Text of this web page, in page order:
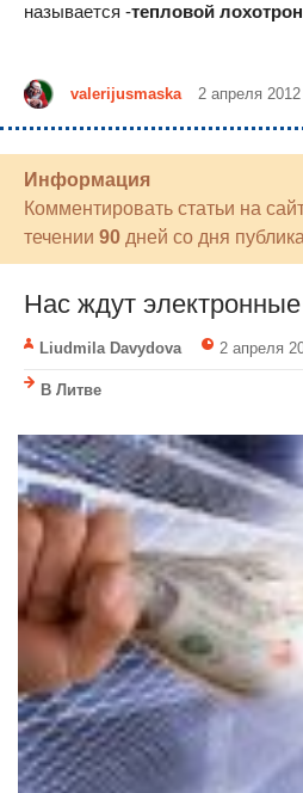
называется -тепловой лохотрон
valerijusmaska 2 апреля
Информация
Комментировать статьи на
течении 90 дней со дня
Нас ждут электронные
Liudmila Davydova 2 апреля
В Литве